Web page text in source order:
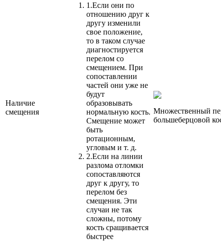
Наличие
смещения
1.Если они по
отношению друг к
другу изменили
свое положение,
то в таком случае
диагностируется
перелом со
смещением. При
сопоставлении
частей они уже не
будут
образовывать
нормальную кость.
Смещение может
быть
ротационным,
угловым и т. д.
2.Если на линии
разлома отломки
сопоставляются
друг к другу, то
перелом без
смещения. Эти
случаи не так
сложны, потому
кость сращивается
быстрее
Множественный
большеберцовой